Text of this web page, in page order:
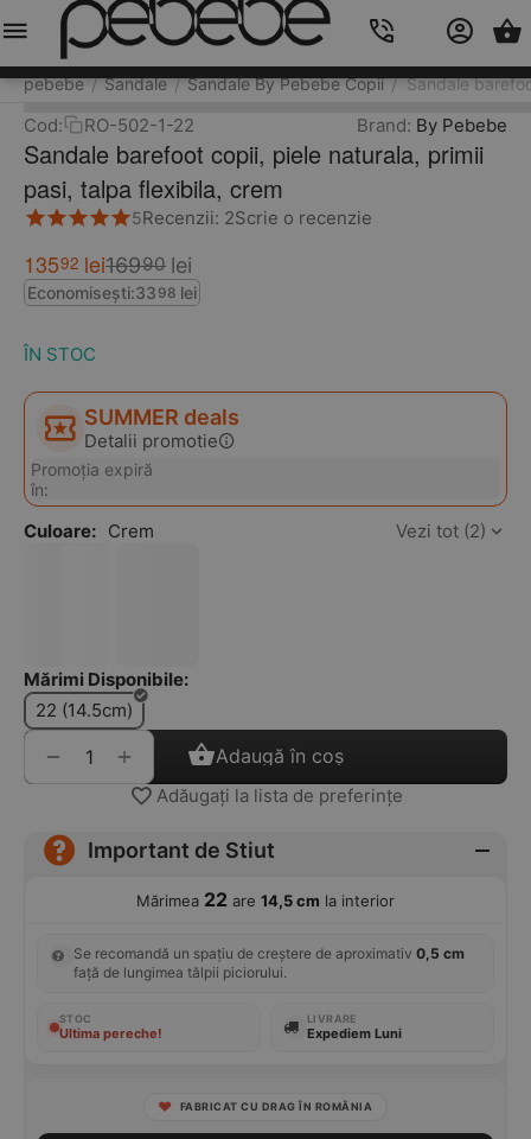
pebebe / Sandale / Sandale By Pebebe Copii / Sandale
Cod: RO-502-1-22 Brand: By Pebebe
Sandale barefoot copii, piele naturala, primii
pasi, talpa flexibila, crem
5Recenzii: 2Scrie o recenzie
13592 lei16990 lei
Economisești:33 98 lei
ÎN STOC
SUMMER deals
Detalii promotie
Promoția expiră
în:
Culoare: Crem Vezi tot (2)
Mărimi Disponibile:
22 (14.5cm)
+
− Adaugă în coș
Adăugați la lista de preferințe
Important de Stiut
Mărimea 22 are 14,5 cm la interior
Se recomandă un spațiu de creștere de aproximativ 0,5 cm
față de lungimea tălpii piciorului.
STOC
Ultima pereche!
LIVRARE
Expediem Luni
FABRICAT CU DRAG ÎN ROMÂNIA
Meniu Caută Cos